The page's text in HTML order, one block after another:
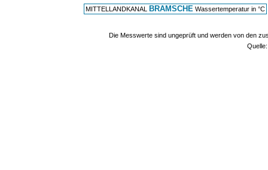
MITTELLANDKANAL BRAMSCHE Wassertemperatur in °C
Die Messwerte sind ungeprüft und werden von den